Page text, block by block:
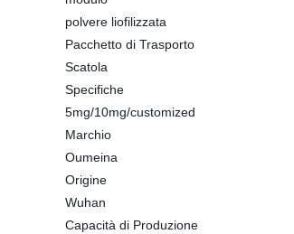
polvere liofilizzata
Pacchetto di Trasporto
Scatola
Specifiche
5mg/10mg/customized
Marchio
Oumeina
Origine
Wuhan
Capacità di Produzione